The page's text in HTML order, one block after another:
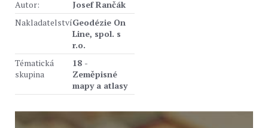
Autor:
Josef Rančák
NakladatelstvíGeodézie On
Line, spol. s
r.o.
Tématická
skupina
18 -
Zeměpisné
mapy a atlasy